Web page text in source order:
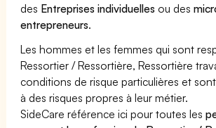
des Entreprises individuelles ou des
entrepreneurs.
Les hommes et les femmes qui sont
Ressortier / Ressortière, Ressortière
conditions de risque particulières et
à des risques propres à leur métier.
SideCare référence ici pour toutes les